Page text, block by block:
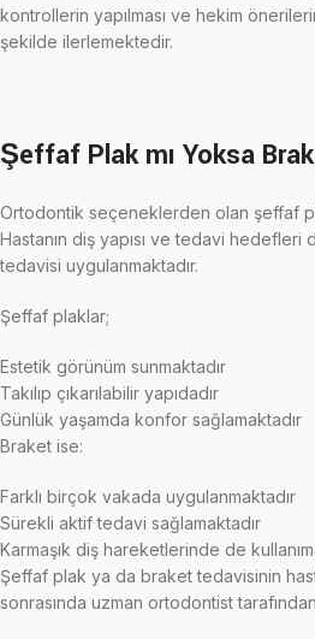
kontrollerin yapılması ve hekim
şekilde ilerlemektedir.
Şeffaf Plak mı Yoksa
Ortodontik seçeneklerden olan şeffaf
Hastanın diş yapısı ve tedavi
tedavisi uygulanmaktadır.
Şeffaf plaklar;
Estetik görünüm sunmaktadır
Takılıp çıkarılabilir yapıdadır
Günlük yaşamda konfor sağlamaktadır
Braket ise:
Farklı birçok vakada uygulanmaktadır
Sürekli aktif tedavi sağlamaktadır
Karmaşık diş hareketlerinde de
Şeffaf plak ya da braket tedavisinin
sonrasında uzman ortodontist